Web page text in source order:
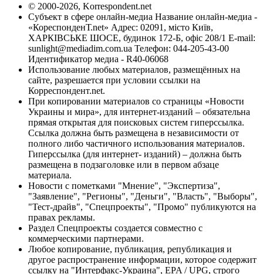
© 2000-2026, Korrespondent.net
Субъект в сфере онлайн-медиа Название онлайн-медиа -
«КореспонденТ.net» Адрес: 02091, місто Київ,
ХАРКІВСЬКЕ ШОСЕ, будинок 172-Б, офіс 208/1 E-mail:
sunlight@mediadim.com.ua Телефон: 044-205-43-00
Идентификатор медиа - R40-06068
Использование любых материалов, размещённых на
сайте, разрешается при условии ссылки на
Корреспондент.net.
При копировании материалов со страницы «Новости
Украины и мира», для интернет-изданий – обязательна
прямая открытая для поисковых систем гиперссылка.
Ссылка должна быть размещена в независимости от
полного либо частичного использования материалов.
Гиперссылка (для интернет- изданий) – должна быть
размещена в подзаголовке или в первом абзаце
материала.
Новости с пометками "Мнение", "Экспертиза",
"Заявление", "Регионы", "Деньги", "Власть", "Выборы",
"Тест-драйв", "Спецпроекты", "Промо" публикуются на
правах рекламы.
Раздел Спецпроекты создается совместно с
коммерческими партнерами.
Любое копирование, публикация, републикация и
другое распространение информации, которое содержит
ссылку на "Интерфакс-Украина", EPA / UPG, строго